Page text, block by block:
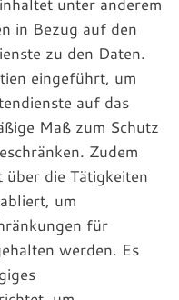
in Bezug auf den
zu den Daten.
eingeführt, um
auf das
Maß zum Schutz
Zudem
die Tätigkeiten
um
für
werden. Es